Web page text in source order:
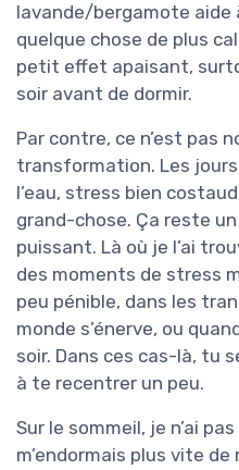
lavande/bergamote aide
quelque chose de plus
petit effet apaisant,
soir avant de dormir.
Par contre, ce n’est pas
transformation. Les
l’eau, stress bien
grand-chose. Ça reste
puissant. Là où je l’ai
des moments de stress
peu pénible, dans les
monde s’énerve, ou
soir. Dans ces cas-là, tu
à te recentrer un peu.
Sur le sommeil, je n’ai
m’endormais plus vite